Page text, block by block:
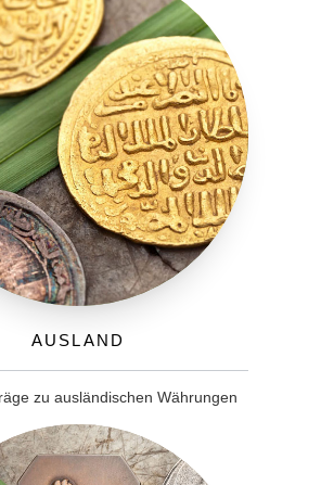
Ausland
zu ausländischen Währungen